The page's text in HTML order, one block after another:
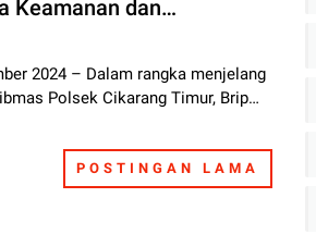
Keamanan dan
Pilkada
2024 – Dalam rangka menjelang
Polsek Cikarang Timur, Brip…
POSTINGAN LAMA